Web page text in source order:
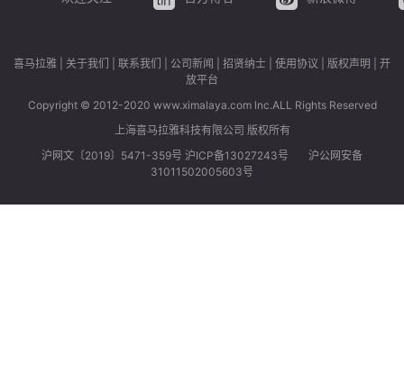
喜马拉雅 关于我们 联系我们 公司新闻 招贤纳士 使用协议 版权声明
开
放平台
Copyright © 2012-2020 www.ximalaya.com lnc.ALL Rights Reserved
上海喜马拉雅科技有限公司 版权所有
沪网文〔2019〕5471-359号 沪ICP备13027243号
沪公网安备
31011502005603号